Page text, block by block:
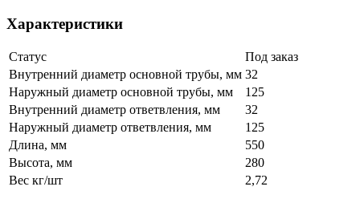
Характеристики
Статус
Под заказ
Внутренний диаметр основной трубы, мм 32
Наружный диаметр основной трубы, мм
125
Внутренний диаметр ответвления, мм
32
Наружный диаметр ответвления, мм
125
Длина, мм
550
Высота, мм
280
Вес кг/шт
2,72